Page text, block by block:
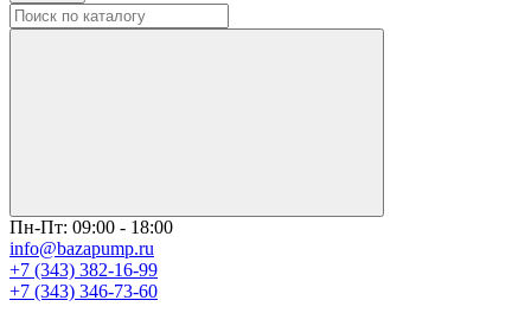
Пн-Пт: 09:00 - 18:00
info@bazapump.ru
+7 (343) 382-16-99
+7 (343) 346-73-‬60